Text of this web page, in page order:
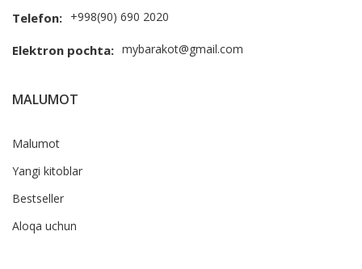
Telefon: +998(90) 690 2020
Elektron pochta: mybarakot@gmail.com
MALUMOT
Malumot
Yangi kitoblar
Bestseller
Aloqa uchun